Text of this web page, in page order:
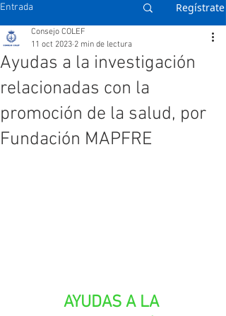
Entrada Regístrate
Ayudas a la investigación
relacionadas con la
promoción de la salud, por
Fundación MAPFRE
Consejo COLEF
11 oct 2023 2 min de lectura
AYUDAS A LA